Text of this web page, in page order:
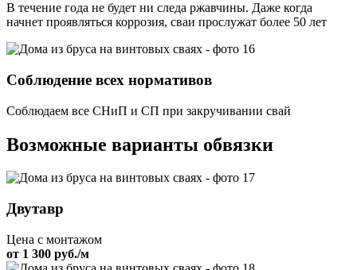
В течение года не будет ни следа ржавчины. Даже когда
начнет проявляться коррозия, сваи прослужат более 50 лет
Соблюдение всех нормативов
Соблюдаем все СНиП и СП при закручивании свай
Возможные варианты обвязки
Двутавр
Цена с монтажом
от 1 300 руб./м